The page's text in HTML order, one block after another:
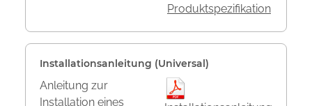
Produktspezifikation
Installationsanleitung (Universal)
Anleitung zur
Installation eines